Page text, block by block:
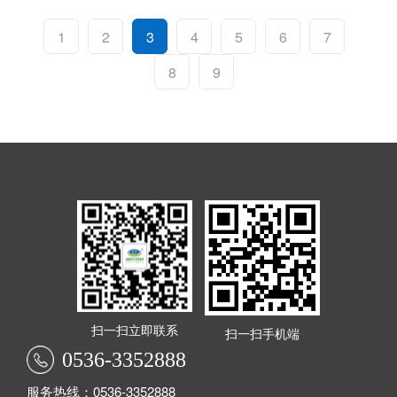
1 2 3 4 5 6
7
8
9
扫一扫立即联系 扫一扫手机端
0536-3352888
服务热线：0536-3352888